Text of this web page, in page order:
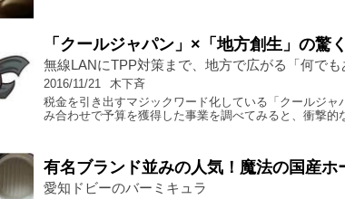
「クールジャパン」×「地方創生」の驚
無線LANにTPP対策まで、地方で広がる「何でも
2016/11/21
木下斉
税金を引き出すマジックワード化している「クールジャ
み合わせで予算を獲得した事業を調べてみると、衝撃
有名ブランド並みの人気！魔法の国産ホ
愛知ドビーのバーミキュラ